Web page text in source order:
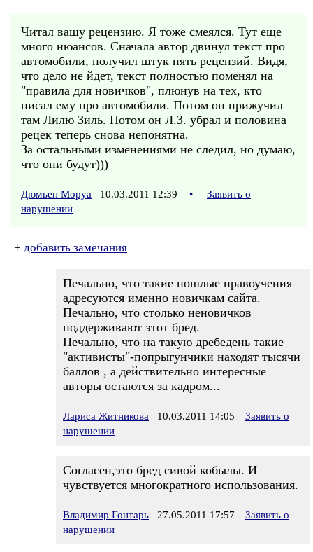
Читал вашу рецензию. Я тоже смеялся. Тут еще
много нюансов. Сначала автор двинул текст про
автомобили, получил штук пять рецензий. Видя,
что дело не йдет, текст полностью поменял на
"правила для новичков", плюнув на тех, кто
писал ему про автомобили. Потом он прижучил
там Лилю Зиль. Потом он Л.З. убрал и половина
рецек теперь снова непонятна.
За остальными изменениями не следил, но думаю,
что они будут)))
Дюмьен Моруа 10.03.2011 12:39 •
Заявить о
нарушении
+ добавить замечания
Печально, что такие пошлые нравоучения
адресуются именно новичкам сайта.
Печально, что столько неновичков
поддерживают этот бред.
Печально, что на такую дребедень такие
"активисты"-попрыгунчики находят тысячи
баллов , а действительно интересные
авторы остаются за кадром...
Лариса Житникова 10.03.2011 14:05
Заявить о
нарушении
Согласен,это бред сивой кобылы. И
чувствуется многократного использования.
Владимир Гонтарь 27.05.2011 17:57
Заявить о
нарушении